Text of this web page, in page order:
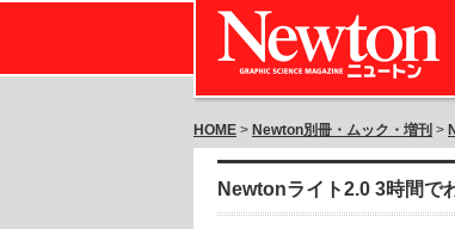
HOME > Newton別冊・ムック・増刊 >
Newtonライト2.0 3時間で